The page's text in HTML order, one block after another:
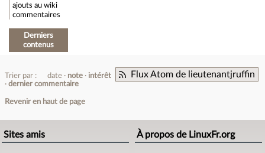
ajouts au wiki
commentaires
Derniers
contenus
Flux Atom de lieutenantjruffin
Trier par : date note
intérêt
dernier commentaire
Revenir en haut de page
Sites amis À propos de LinuxFr.org